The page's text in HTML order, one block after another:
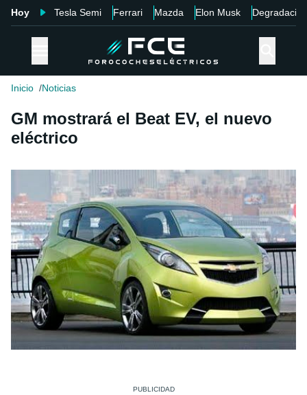
Hoy Tesla Semi Ferrari Mazda Elon Musk Degradación
Inicio Noticias
GM mostrará el Beat EV, el nuevo
eléctrico